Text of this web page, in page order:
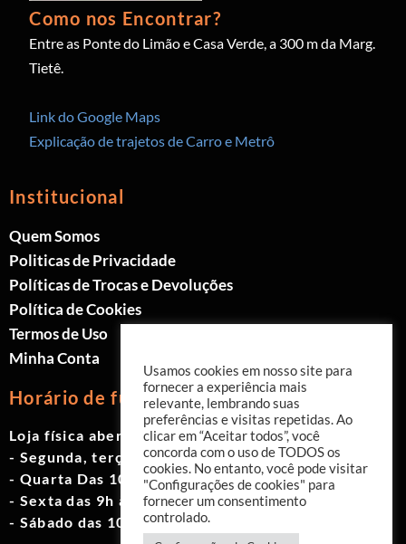
Como nos Encontrar?
Entre as Ponte do Limão e Casa Verde, a 300 m da Marg.
Tietê.
Link do Google Maps
Explicação de trajetos de Carro e Metrô
Institucional
Quem Somos
Politicas de Privacidade
Políticas de Trocas e Devoluções
Política de Cookies
Termos de Uso
Minha Conta
Horário de funcionamento
Loja física aberta de Segunda à Sábado.
- Segunda, terça e quinta das 9h às 19h
- Quarta Das 10h às 18h
- Sexta das 9h às 18h
- Sábado das 10h às 17h
Usamos cookies em nosso site para
fornecer a experiência mais
relevante, lembrando suas
preferências e visitas repetidas. Ao
clicar em “Aceitar todos”, você
concorda com o uso de TODOS os
cookies. No entanto, você pode visitar
"Configurações de cookies" para
fornecer um consentimento
controlado.